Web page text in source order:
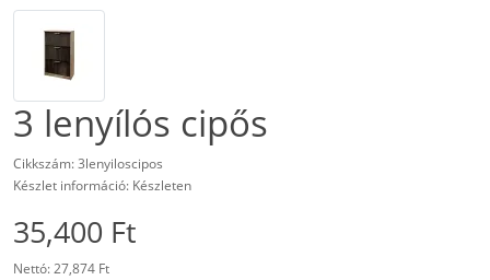
3 lenyílós cipős
Cikkszám: 3lenyiloscipos
Készlet információ: Készleten
35,400 Ft
Nettó: 27,874 Ft